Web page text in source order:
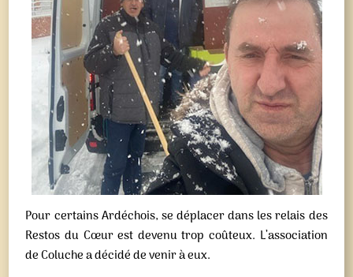
Pour certains Ardéchois, se déplacer dans les relais des
Restos du Cœur est devenu trop coûteux. L’association
de Coluche a décidé de venir à eux.